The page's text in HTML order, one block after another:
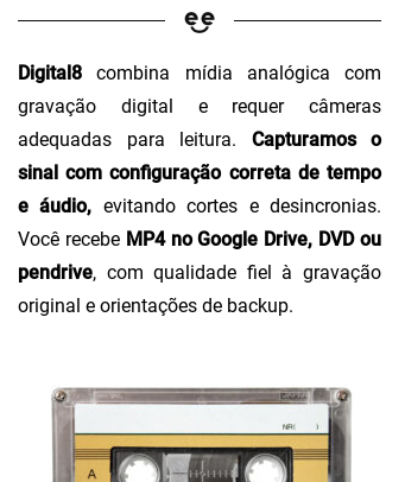
Digital8 combina mídia analógica com
gravação digital e requer câmeras
adequadas para leitura. Capturamos o
sinal com configuração correta de tempo
e áudio, evitando cortes e desincronias.
Você recebe MP4 no Google Drive, DVD ou
pendrive, com qualidade fiel à gravação
original e orientações de backup.